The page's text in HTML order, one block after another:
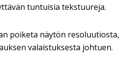
tuntuisia tekstuureja.
poiketa näytön resoluutiosta,
valaistuksesta johtuen.